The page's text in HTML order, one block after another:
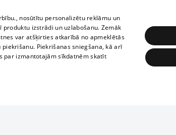
nosūtītu personalizētu reklāmu un
izstrādi un uzlabošanu. Zemāk
var atšķirties atkarībā no apmeklētās
Piekrišanas sniegšana, kā arī
par izmantotajām sīkdatnēm skatīt